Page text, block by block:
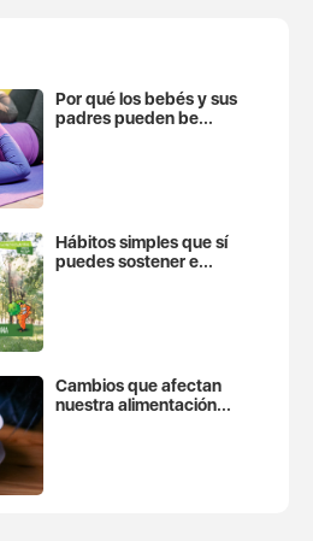
Por qué los bebés y sus
padres pueden be...
Hábitos simples que sí
puedes sostener e...
Cambios que afectan
nuestra alimentación...